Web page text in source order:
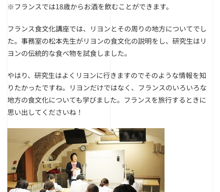
※フランスでは18歳からお酒を飲むことができます。
フランス食文化講座では、リヨンとその周りの地方についてでし
た。事務室の松本先生がリヨンの食文化の説明をし、研究生はリ
ヨンの伝統的な食べ物を試食しました。
やはり、研究生はよくリヨンに行きますのでそのような情報を知
りたかったですね。リヨンだけではなく、フランスのいろいろな
地方の食文化についても学びました。フランスを旅行するときに
思い出してくださいね！